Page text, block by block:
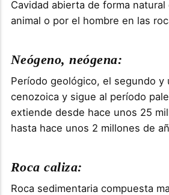
Cavidad abierta de forma
animal o por el hombre en las
Neógeno, neógena:
Período geológico, el segundo y
cenozoica y sigue al período
extiende desde hace unos 25
hasta hace unos 2 millones de
Roca caliza:
Roca sedimentaria compuesta